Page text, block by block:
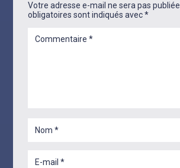
Votre adresse e-mail ne sera pas publiée.
obligatoires sont indiqués avec*